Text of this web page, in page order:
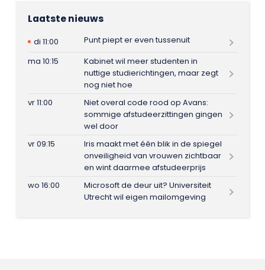
Laatste nieuws
di 11:00
Punt piept er even tussenuit
ma 10:15
Kabinet wil meer studenten in
nuttige studierichtingen, maar zegt
nog niet hoe
vr 11:00
Niet overal code rood op Avans:
sommige afstudeerzittingen gingen
wel door
vr 09:15
Iris maakt met één blik in de spiegel
onveiligheid van vrouwen zichtbaar
en wint daarmee afstudeerprijs
wo 16:00
Microsoft de deur uit? Universiteit
Utrecht wil eigen mailomgeving